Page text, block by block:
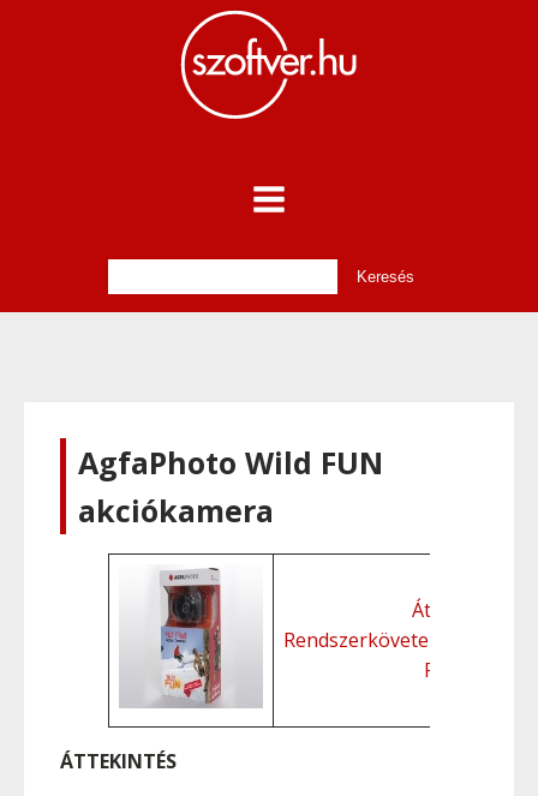
AgfaPhoto Wild FUN
akciókamera
Áttekintés
Rendszerkövetelmények
Funkciók
ÁTTEKINTÉS